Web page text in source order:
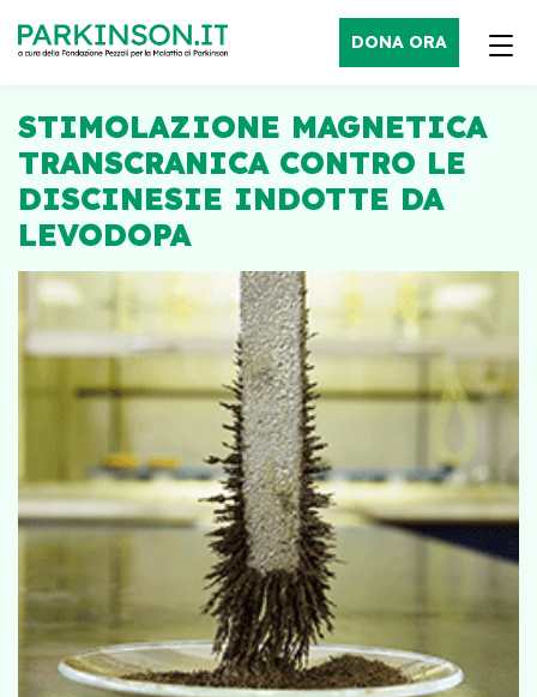
DONA ORA
STIMOLAZIONE MAGNETICA
TRANSCRANICA CONTRO LE
DISCINESIE INDOTTE DA
LEVODOPA